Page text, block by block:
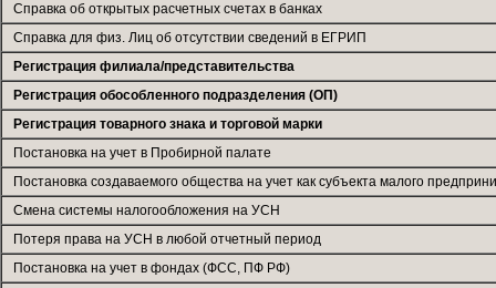
Справка об открытых расчетных счетах в банках
Справка для физ. Лиц об отсутствии сведений в ЕГРИП
Регистрация филиала/представительства
Регистрация обособленного подразделения (ОП)
Регистрация товарного знака и торговой марки
Постановка на учет в Пробирной палате
Постановка создаваемого общества на учет как субъекта малого
Смена системы налогообложения на УСН
Потеря права на УСН в любой отчетный период
Постановка на учет в фондах (ФСС, ПФ РФ)